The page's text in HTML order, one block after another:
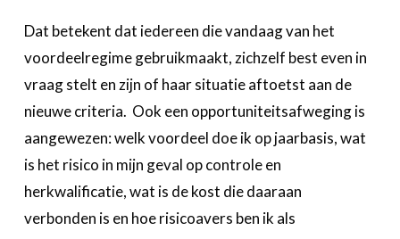
Dat betekent dat iedereen die vandaag van het
voordeelregime gebruikmaakt, zichzelf best even in
vraag stelt en zijn of haar situatie aftoetst aan de
nieuwe criteria. Ook een opportuniteitsafweging is
aangewezen: welk voordeel doe ik op jaarbasis, wat
is het risico in mijn geval op controle en
herkwalificatie, wat is de kost die daaraan
verbonden is en hoe risicoavers ben ik als